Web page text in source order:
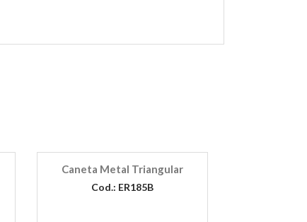
Caneta Metal Triangular
Cod.: ER185B